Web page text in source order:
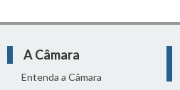
A Câmara
Entenda a Câmara